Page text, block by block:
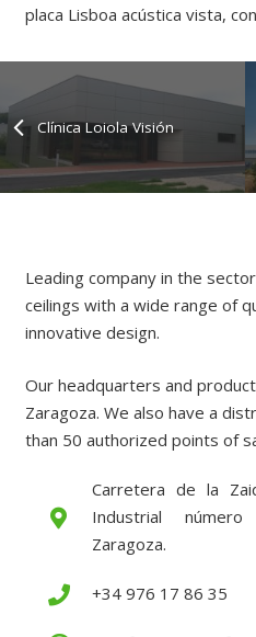
placa Lisboa acústica vista,
Clínica Loiola Visión
Leading company in the
ceilings with a wide range of
innovative design.
Our headquarters and
Zaragoza. We also have a
than 50 authorized points of
Carretera de la
Industrial
Zaragoza.
+34 976 17 86 35